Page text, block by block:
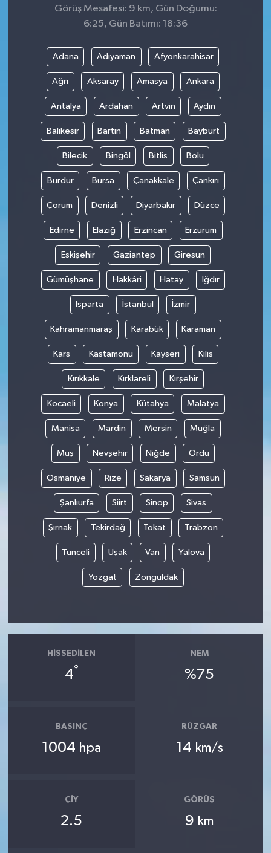
Görüş Mesafesi: 9 km, Gün Doğumu:
6:25, Gün Batımı: 18:36
Adana Adıyaman Afyonkarahisar
Ağrı Aksaray Amasya Ankara
Antalya Ardahan Artvin Aydın
Balıkesir Bartın Batman Bayburt
Bilecik Bingöl Bitlis Bolu
Burdur Bursa Çanakkale Çankırı
Çorum Denizli Diyarbakır Düzce
Edirne Elazığ Erzincan Erzurum
Eskişehir Gaziantep Giresun
Gümüşhane Hakkâri Hatay Iğdır
Isparta İstanbul İzmir
Kahramanmaraş Karabük Karaman
Kars Kastamonu Kayseri Kilis
Kırıkkale Kırklareli Kırşehir
Kocaeli Konya Kütahya Malatya
Manisa Mardin Mersin Muğla
Muş Nevşehir Niğde Ordu
Osmaniye Rize Sakarya Samsun
Şanlıurfa Siirt Sinop Sivas
Şırnak Tekirdağ Tokat Trabzon
Tunceli Uşak Van Yalova
Yozgat Zonguldak
HISSEDILEN
4°
NEM
%75
BASINÇ
1004 hpa
RÜZGAR
14 km/s
ÇIY
2.5
GÖRÜŞ
9 km
ÖZEL HABER
SİYASET
SPOR
TEKNOLOJİ
VEFATLAR
Yerel